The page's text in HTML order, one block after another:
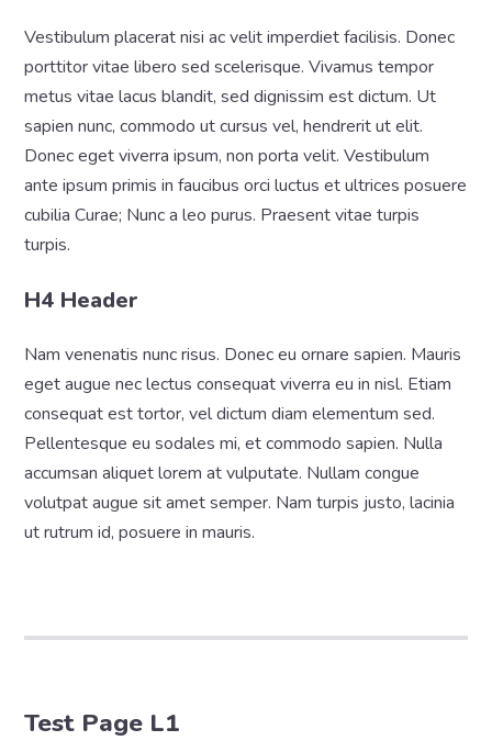
Test Page L1
Vestibulum placerat nisi ac velit imperdiet facilisis. Donec
porttitor vitae libero sed scelerisque. Vivamus tempor
metus vitae lacus blandit, sed dignissim est dictum. Ut
sapien nunc, commodo ut cursus vel, hendrerit ut elit.
Donec eget viverra ipsum, non porta velit. Vestibulum
ante ipsum primis in faucibus orci luctus et ultrices posuere
cubilia Curae; Nunc a leo purus. Praesent vitae turpis
turpis.
H4 Header
Nam venenatis nunc risus. Donec eu ornare sapien. Mauris
eget augue nec lectus consequat viverra eu in nisl. Etiam
consequat est tortor, vel dictum diam elementum sed.
Pellentesque eu sodales mi, et commodo sapien. Nulla
accumsan aliquet lorem at vulputate. Nullam congue
volutpat augue sit amet semper. Nam turpis justo, lacinia
ut rutrum id, posuere in mauris.